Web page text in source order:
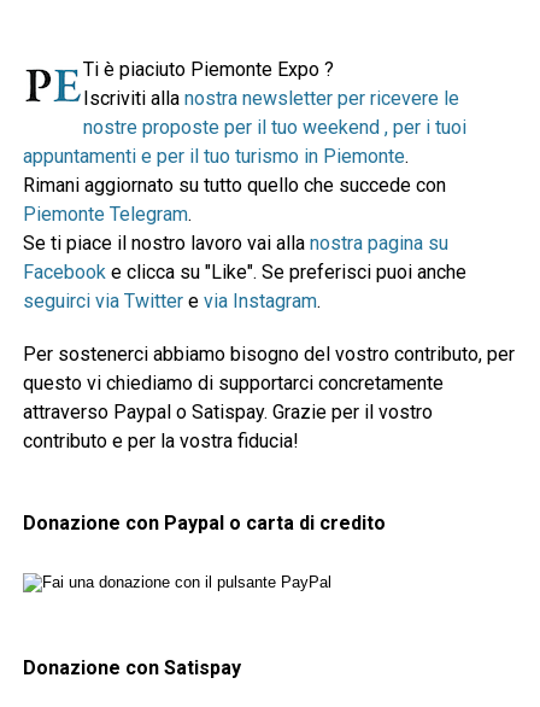
Ti è piaciuto Piemonte Expo ?
Iscriviti alla nostra newsletter per ricevere le
nostre proposte per il tuo weekend , per i tuoi
appuntamenti e per il tuo turismo in Piemonte.
Rimani aggiornato su tutto quello che succede con
Piemonte Telegram.
Se ti piace il nostro lavoro vai alla nostra pagina su
Facebook e clicca su "Like". Se preferisci puoi anche
seguirci via Twittere via Instagram.
Per sostenerci abbiamo bisogno del vostro contributo, per
questo vi chiediamo di supportarci concretamente
attraverso Paypal o Satispay. Grazie per il vostro
contributo e per la vostra fiducia!
Donazione con Paypal o carta di credito
Donazione con Satispay